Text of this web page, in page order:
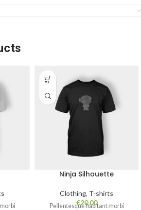
Ninja Silhouette
Clothing, T-shirts
€20,00
Pellentesque habitant morbi